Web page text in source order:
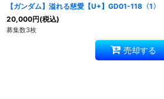
【ガンダム】溢れる慈愛【U+】GD01-118〈1〉
20,000円(税込)
募集数3枚
売却する